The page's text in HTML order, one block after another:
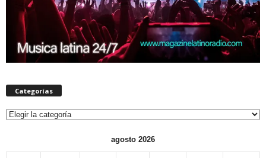
Categorías
Categorías
agosto 2026